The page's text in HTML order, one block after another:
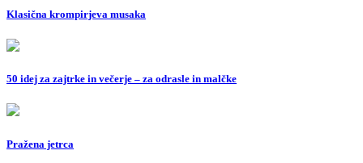
Klasična krompirjeva musaka
50 idej za zajtrke in večerje – za odrasle in malčke
Pražena jetrca